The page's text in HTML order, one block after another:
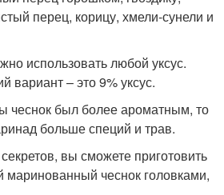
перец, корицу, хмели-сунели и
использовать любой уксус.
вариант – это 9% уксус.
чеснок был более ароматным, то
больше специй и трав.
вы сможете приготовить
чеснок головками,